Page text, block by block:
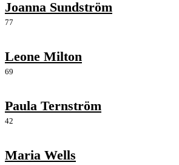
Joanna Sundström
77
Leone Milton
69
Paula Ternström
42
Maria Wells